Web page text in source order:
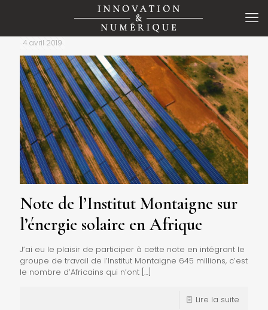
4 avril 2019
Note de l’Institut Montaigne sur
l’énergie solaire en Afrique
J’ai eu le plaisir de participer à cette note en intégrant le
groupe de travail de l’Institut Montaigne 645 millions, c’est
le nombre d’Africains qui n’ont […]
Lire la suite